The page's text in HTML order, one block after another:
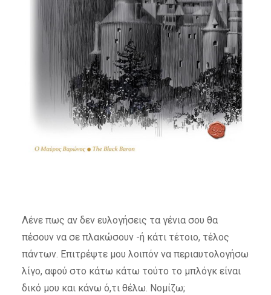
Λένε πως αν δεν ευλογήσεις τα γένια σου θα
πέσουν να σε πλακώσουν -ή κάτι τέτοιο, τέλος
πάντων. Επιτρέψτε μου λοιπόν να περιαυτολογήσω
λίγο, αφού στο κάτω κάτω τούτο το μπλόγκ είναι
δικό μου και κάνω ό,τι θέλω. Νομίζω;